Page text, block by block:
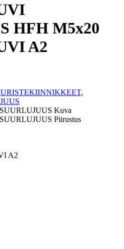
HFH M5x20
A2
,
A2